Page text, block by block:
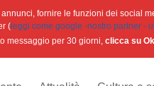
fornire le funzioni dei social
( leggi come google -nostro partner -
messaggio per 30 giorni,clicca su Ok